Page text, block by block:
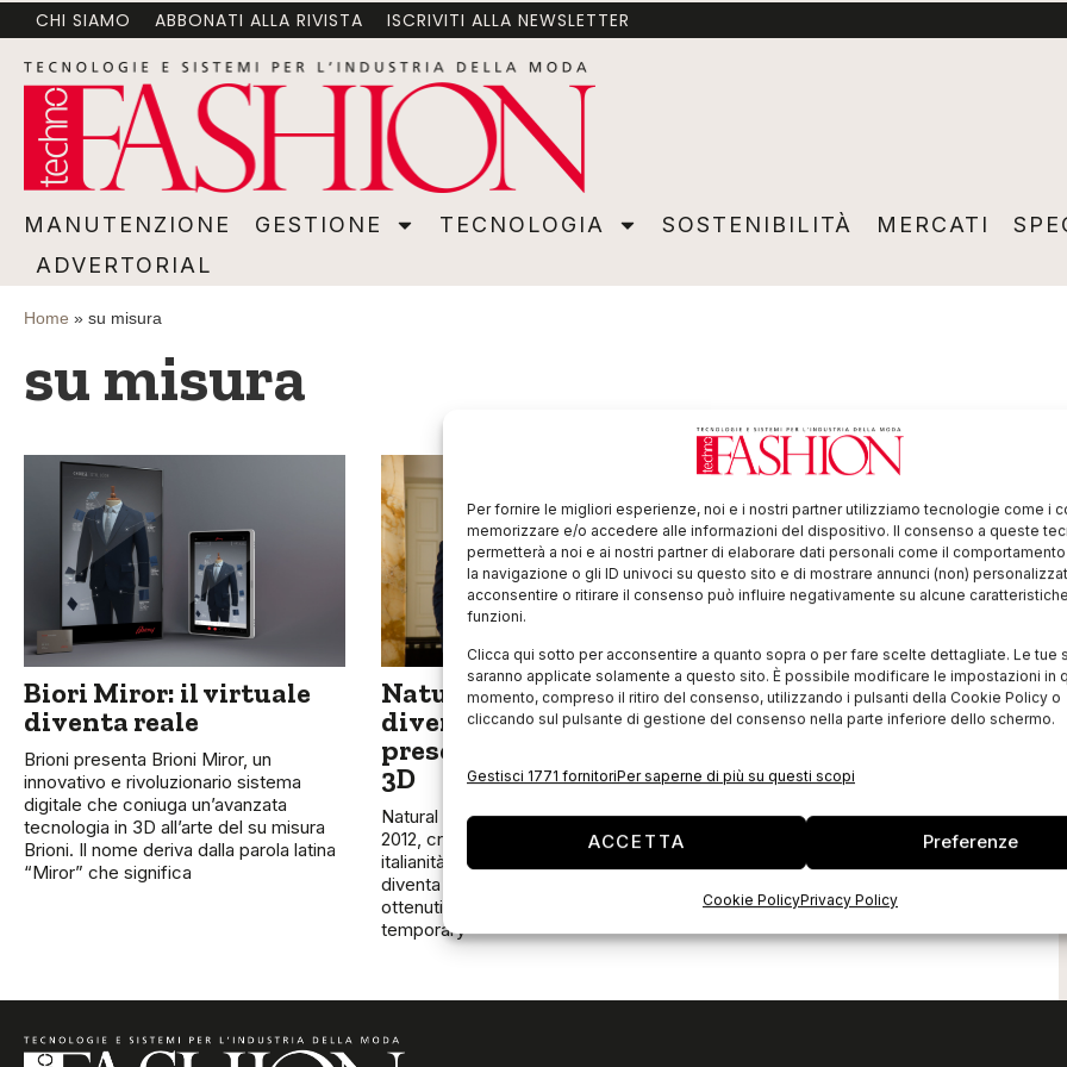
Per fornire le migliori esperienze, noi e i nostri partner utilizziamo tecnologie come i
memorizzare e/o accedere alle informazioni del dispositivo. Il consenso a queste
permetterà a noi e ai nostri partner di elaborare dati personali come il
la navigazione o gli ID univoci su questo sito e di mostrare annunci (non)
acconsentire o ritirare il consenso può influire negativamente su alcune
funzioni.
Clicca qui sotto per acconsentire a quanto sopra o per fare scelte dettagliate. Le tue
saranno applicate solamente a questo sito. È possibile modificare le impostazioni in
momento, compreso il ritiro del consenso, utilizzando i pulsanti della Cookie Policy o
cliccando sul pulsante di gestione del consenso nella parte inferiore dello schermo.
Gestisci 1771 fornitoriPer saperne di più su questi scopi
ACCETTA Preferenze
Cookie PolicyPrivacy Policy
MANUTENZIONE GESTIONE TECNOLOGIA SOSTENIBILITÀ MERCATI SPECIALI VIDEO
CHI SIAMO ABBONATI ALLA RIVISTA ISCRIVITI ALLA NEWSLETTER
MANUTENZIONE GESTIONE TECNOLOGIA SOSTENIBILITÀ MERCATI
ADVERTORIAL
Home » su misura
su misura
Biori Miror: il virtuale
diventa reale
Brioni presenta Brioni Miror, un
innovativo e rivoluzionario sistema
digitale che coniuga un’avanzata
tecnologia in 3D all’arte del su misura
Brioni. Il nome deriva dalla parola latina
“Miror” che significa
Natural Gentleman
diventa Lanieri e
presenta il suo scanner
3D
Natural Genltleman, start up nata nel
2012, cresce e rafforza la propria
italianità anche con un nuovo nome:
diventa infatti Lanieri. Dopo i successi
ottenuti, torna a Milano con un
temporary
E se fosse il piede ad
essere “su misura”?
Dal direttore tecnico della nostra rivista
gemella Tecnica Calzaturiera arriva una
riflessione che può adattarsi anche al
mondo del tessile-abbigliamento. Voi
vanno dritte